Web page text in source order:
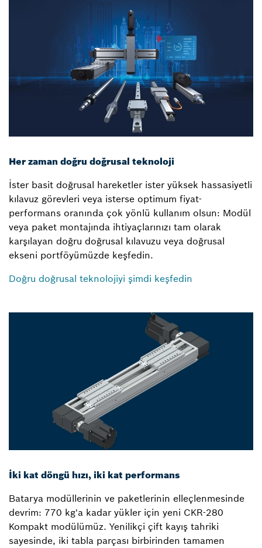
Her zaman doğru doğrusal teknoloji
İster basit doğrusal hareketler ister yüksek hassasiyetli
kılavuz görevleri veya isterse optimum fiyat-
performans oranında çok yönlü kullanım olsun: Modül
veya paket montajında ihtiyaçlarınızı tam olarak
karşılayan doğru doğrusal kılavuzu veya doğrusal
ekseni portföyümüzde keşfedin.
Doğru doğrusal teknolojiyi şimdi keşfedin
İki kat döngü hızı, iki kat performans
Batarya modüllerinin ve paketlerinin elleçlenmesinde
devrim: 770 kg'a kadar yükler için yeni CKR-280
Kompakt modülümüz. Yenilikçi çift kayış tahriki
sayesinde, iki tabla parçası birbirinden tamamen